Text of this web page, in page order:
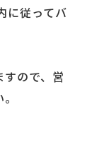
に従ってバ
ので、営